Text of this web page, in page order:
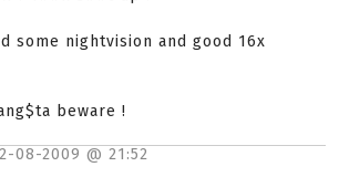
some nightvision and good 16x
beware !
08-2009 @ 21:52